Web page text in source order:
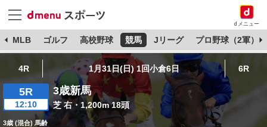
dメニュー
MLB ゴルフ 高校野球 競馬 Jリーグ プロ野球（2軍）
4R 1月31日(日) 1回小倉6日 6R
5R
12:10
3歳新馬
芝 右・1,200m 18頭
3歳 (混合) 馬齢